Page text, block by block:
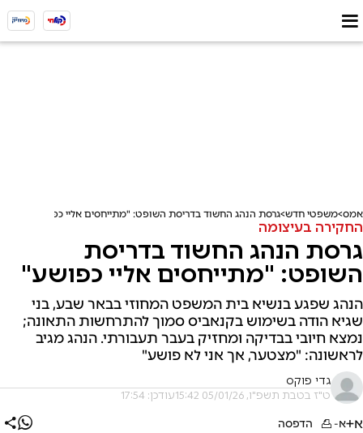
אמס משפטי חדש גרסת הנהג החשוד בדריסת השופט: "מתייחסים אליי כפושע"
החקירה בעיצומה
גרסת הנהג החשוד בדריסת
השופט: "מתייחסים אליי כפושע"
הנהג שפגע בנשיא בית המשפט המחוזי בבאר שבע, בני
שגיא הודה בשימוש בקנאביס סמוך להתרחשות התאונה;
נמצא חיובי בבדיקה ומחזיק בעבר תעבורתי. הנהג מגיב
לראשונה: "מצטער, אך אני לא פושע"
גדי פוקס
ט"ז בטבת תשפ"ו, 05/01/26 15:42 עודכן: 17:54
א+א- הדפסה